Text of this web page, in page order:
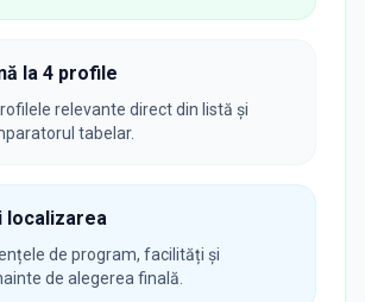
la 4 profile
relevante direct din listă și
tabelar.
localizarea
de program, facilități și
de alegerea finală.